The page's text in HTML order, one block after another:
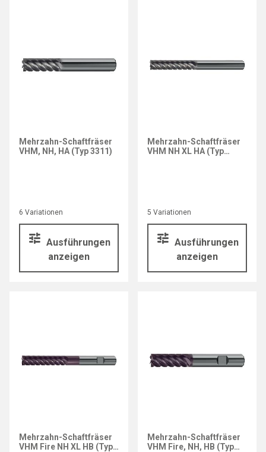
6 Variationen
Ausführungen
anzeigen
Mehrzahn-Schaftfräser
VHM, NH, HA (Typ 3311)
5 Variationen
Ausführungen
anzeigen
Mehrzahn-Schaftfräser
VHM NH XL HA (Typ
Mehrzahn-Schaftfräser
VHM Fire NH XL HB (Typ
Mehrzahn-Schaftfräser
VHM Fire, NH, HB (Typ